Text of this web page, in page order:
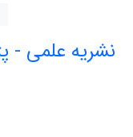
نشریه علمی -